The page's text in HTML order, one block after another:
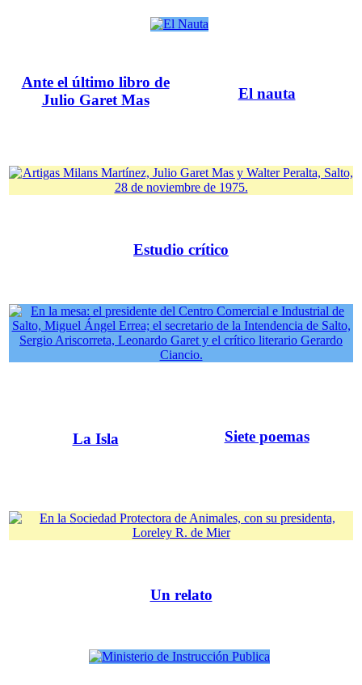
Ante el último libro de
Julio Garet Mas
El nauta
Estudio crítico
La Isla Siete poemas
Un relato